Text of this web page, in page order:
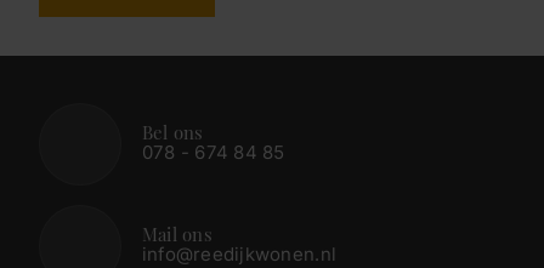
Bel ons
078 - 674 84 85
Mail ons
info@reedijkwonen.nl